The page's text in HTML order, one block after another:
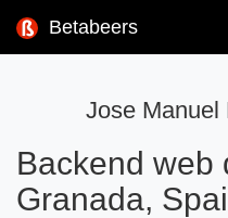
Betabeers
Jose Manuel
Backend web
Granada,